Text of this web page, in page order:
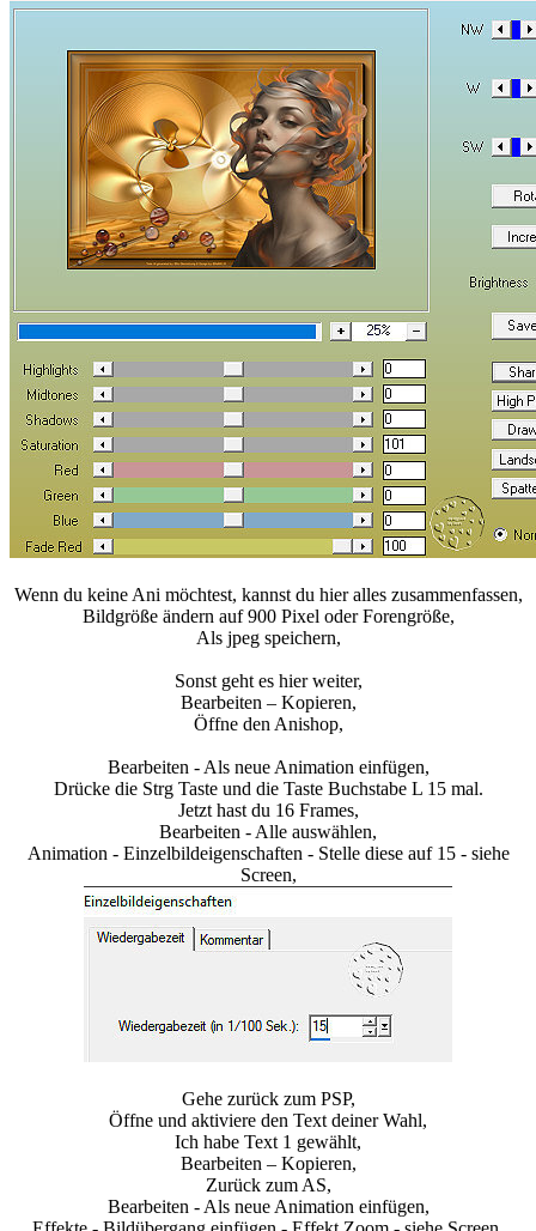
Wenn du keine Ani möchtest, kannst du hier alles zusammenfassen,
Bildgröße ändern auf 900 Pixel oder Forengröße,
Als jpeg speichern,
Sonst geht es hier weiter,
Bearbeiten – Kopieren,
Öffne den Anishop,
Bearbeiten - Als neue Animation einfügen,
Drücke die Strg Taste und die Taste Buchstabe L 15 mal.
Jetzt hast du 16 Frames,
Bearbeiten - Alle auswählen,
Animation - Einzelbildeigenschaften - Stelle diese auf 15 - siehe
Screen,
Gehe zurück zum PSP,
Öffne und aktiviere den Text deiner Wahl,
Ich habe Text 1 gewählt,
Bearbeiten – Kopieren,
Zurück zum AS,
Bearbeiten - Als neue Animation einfügen,